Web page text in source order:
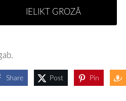
IELIKT GROZĀ
Share Post Pin